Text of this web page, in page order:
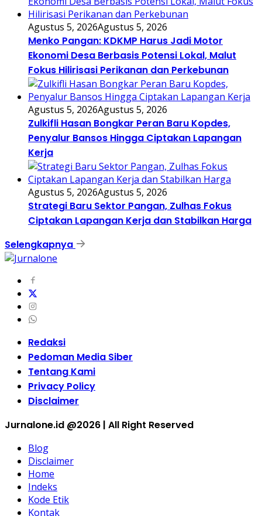
Agustus 5, 2026Agustus 5, 2026
Menko Pangan: KDKMP Harus Jadi Motor
Ekonomi Desa Berbasis Potensi Lokal, Malut
Fokus Hilirisasi Perikanan dan Perkebunan
Agustus 5, 2026Agustus 5, 2026
Zulkifli Hasan Bongkar Peran Baru Kopdes,
Penyalur Bansos Hingga Ciptakan Lapangan
Kerja
Agustus 5, 2026Agustus 5, 2026
Strategi Baru Sektor Pangan, Zulhas Fokus
Ciptakan Lapangan Kerja dan Stabilkan Harga
Selengkapnya
Redaksi
Pedoman Media Siber
Tentang Kami
Privacy Policy
Disclaimer
Jurnalone.id @2026 | All Right Reserved
Blog
Disclaimer
Home
Indeks
Kode Etik
Kontak